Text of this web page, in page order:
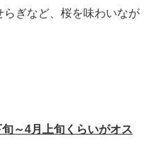
ぎなど、桜を味わいなが
～4月上旬くらいがオス